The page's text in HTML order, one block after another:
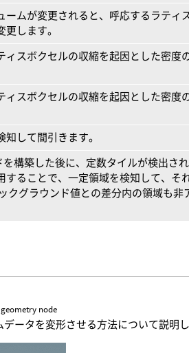
ームが変更されると、呼応するラティ
更します。
ィスボクセルの収縮を起因とした密度
ィスボクセルの収縮を起因とした密度
知して間引きます。
を構築した後に、定数タイルが検出さ
することで、一定領域を検知して、そ
クグラウンド値との差分内の領域も
geometry node
ータを変形させる方法について説明し